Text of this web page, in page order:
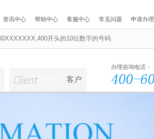
申请办理
常见问题
客服中心
帮助中心
资讯中心
客户
办理咨询电话：